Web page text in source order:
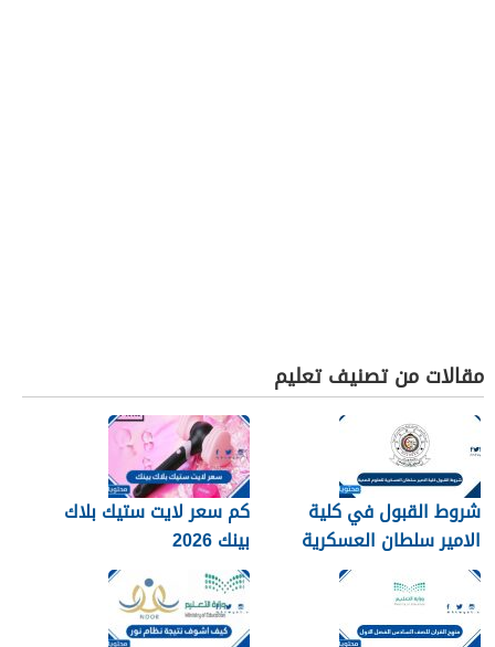
مقالات من تصنيف تعليم
شروط القبول في كلية
الامير سلطان العسكرية
للعلوم الصحية 1448
كم سعر لايت ستيك بلاك
بينك 2026